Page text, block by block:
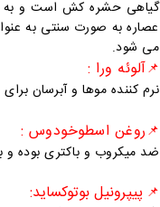
گیاهی حشره کش است و به
عصاره به صورت سنتی به
می شود.
📌آلوئه ورا :
نرم کننده موها و آبرسان
📌روغن اسطوخودوس :
ضد میکروب و باکتری بوده
📌 پیپرونیل بوتوکساید: